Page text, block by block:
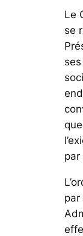
Le
se
par
par